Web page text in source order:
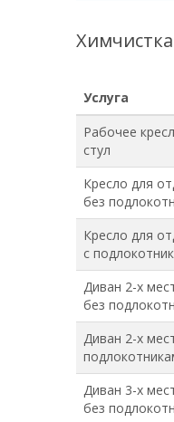
Услуга
Рабочее
стул
Кресло для
без
Кресло для
с
Диван 2-х
без
Диван 2-х
Диван 3-х
без